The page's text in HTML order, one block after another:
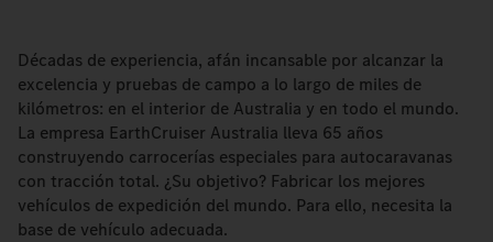
Décadas de experiencia, afán incansable por alcanzar la
excelencia y pruebas de campo a lo largo de miles de
kilómetros: en el interior de Australia y en todo el mundo.
La empresa EarthCruiser Australia lleva 65 años
construyendo carrocerías especiales para autocaravanas
con tracción total. ¿Su objetivo? Fabricar los mejores
vehículos de expedición del mundo. Para ello, necesita la
base de vehículo adecuada.